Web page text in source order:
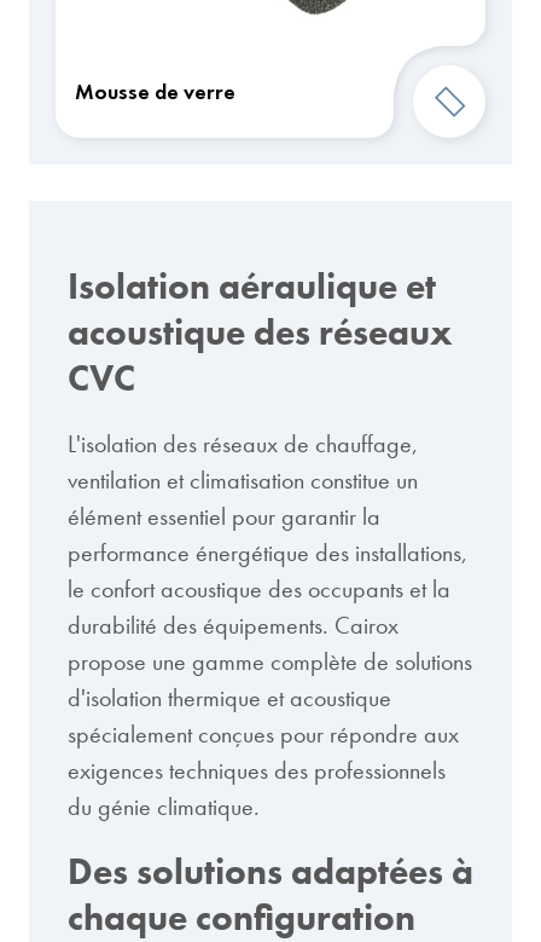
Mousse de verre
Isolation aéraulique et
acoustique des réseaux
CVC
L'isolation des réseaux de chauffage,
ventilation et climatisation constitue un
élément essentiel pour garantir la
performance énergétique des installations,
le confort acoustique des occupants et la
durabilité des équipements. Cairox
propose une gamme complète de solutions
d'isolation thermique et acoustique
spécialement conçues pour répondre aux
exigences techniques des professionnels
du génie climatique.
Des solutions adaptées à
chaque configuration